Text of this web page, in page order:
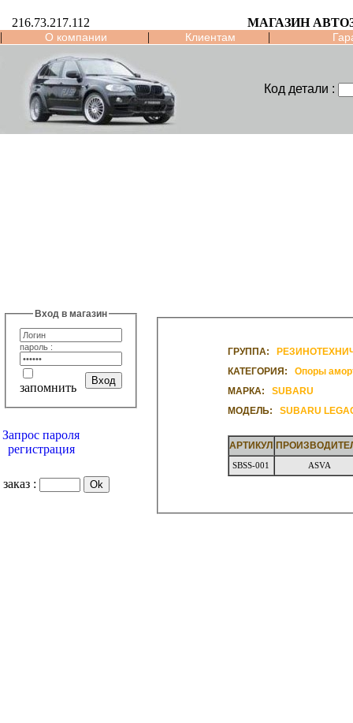
216.73.217.112
МАГАЗИН
|
О компании | Клиентам |
Код детали :
Вход в магазин
пароль :
запомнить
Запрос пароля
регистрация
заказ :
ГРУППА:
КАТЕГОРИЯ:
Опоры
МАРКА:
SUBARU
МОДЕЛЬ:
SUBARU
АРТИКУЛ
SBSS-001 ASVA